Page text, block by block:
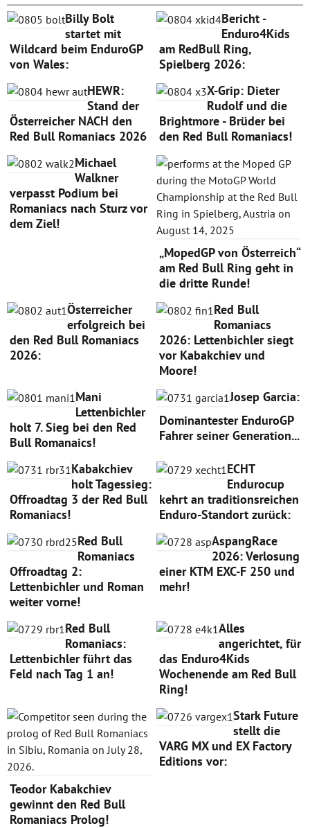
Billy Bolt
startet mit
Wildcard beim EnduroGP
von Wales:
Bericht -
Enduro4Kids
am RedBull Ring,
Spielberg 2026:
HEWR:
Stand der
Österreicher NACH den
Red Bull Romaniacs 2026
X-Grip: Dieter
Rudolf und die
Brightmore - Brüder bei
den Red Bull Romaniacs!
Michael
Walkner
verpasst Podium bei
Romaniacs nach Sturz vor
dem Ziel!
„MopedGP von Österreich“
am Red Bull Ring geht in
die dritte Runde!
Österreicher
erfolgreich bei
den Red Bull Romaniacs
2026:
Red Bull
Romaniacs
2026: Lettenbichler siegt
vor Kabakchiev und
Moore!
Mani
Lettenbichler
holt 7. Sieg bei den Red
Bull Romanaics!
Josep Garcia:
Dominantester EnduroGP
Fahrer seiner Generation...
Kabakchiev
holt Tagessieg:
Offroadtag 3 der Red Bull
Romaniacs!
ECHT
Endurocup
kehrt an traditionsreichen
Enduro-Standort zurück:
Red Bull
Romaniacs
Offroadtag 2:
Lettenbichler und Roman
weiter vorne!
AspangRace
2026: Verlosung
einer KTM EXC-F 250 und
mehr!
Red Bull
Romaniacs:
Lettenbichler führt das
Feld nach Tag 1 an!
Alles
angerichtet, für
das Enduro4Kids
Wochenende am Red Bull
Ring!
Teodor Kabakchiev
gewinnt den Red Bull
Romaniacs Prolog!
Stark Future
stellt die
VARG MX und EX Factory
Editions vor: